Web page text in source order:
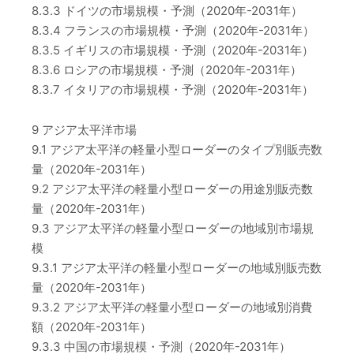
8.3.3 ドイツの市場規模・予測（2020年-2031年）
8.3.4 フランスの市場規模・予測（2020年-2031年）
8.3.5 イギリスの市場規模・予測（2020年-2031年）
8.3.6 ロシアの市場規模・予測（2020年-2031年）
8.3.7 イタリアの市場規模・予測（2020年-2031年）
9 アジア太平洋市場
9.1 アジア太平洋の軽量小型ローダーのタイプ別販売数
量（2020年-2031年）
9.2 アジア太平洋の軽量小型ローダーの用途別販売数
量（2020年-2031年）
9.3 アジア太平洋の軽量小型ローダーの地域別市場規
模
9.3.1 アジア太平洋の軽量小型ローダーの地域別販売数
量（2020年-2031年）
9.3.2 アジア太平洋の軽量小型ローダーの地域別消費
額（2020年-2031年）
9.3.3 中国の市場規模・予測（2020年-2031年）